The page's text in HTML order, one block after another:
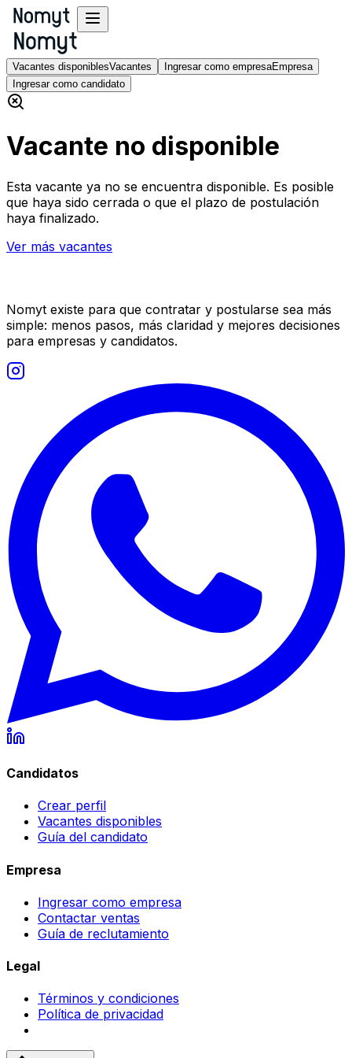
Vacantes disponiblesVacantes Ingresar como empresaEmpresa
Ingresar como candidato
Vacante no disponible
Esta vacante ya no se encuentra disponible. Es posible
que haya sido cerrada o que el plazo de postulación
haya finalizado.
Ver más vacantes
Nomyt existe para que contratar y postularse sea más
simple: menos pasos, más claridad y mejores decisiones
para empresas y candidatos.
Candidatos
Crear perfil
Vacantes disponibles
Guía del candidato
Empresa
Ingresar como empresa
Contactar ventas
Guía de reclutamiento
Legal
Términos y condiciones
Política de privacidad